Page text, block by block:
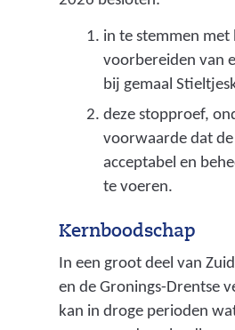
in te stemmen met
voorbereiden van
bij gemaal
deze stopproef,
voorwaarde dat de
acceptabel en
te voeren.
Kernboodschap
In een groot deel van
en de Gronings-Drentse
kan in droge perioden